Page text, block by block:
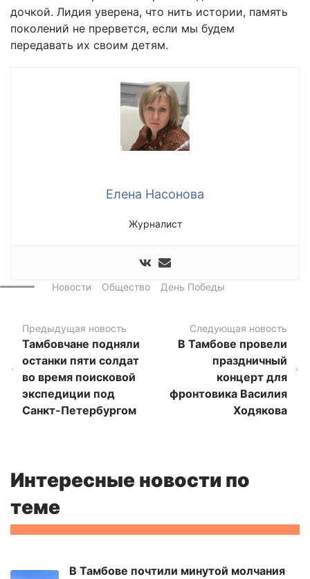
дочкой. Лидия уверена, что нить истории, память
поколений не прервется, если мы будем
передавать их своим детям.
Елена Насонова
Журналист
Новости Общество День Победы
Предыдущая новость
Тамбовчане подняли
останки пяти солдат
во время поисковой
экспедиции под
Санкт-Петербургом
Следующая новость
В Тамбове провели
праздничный
концерт для
фронтовика Василия
Ходякова
Интересные новости по
теме
В Тамбове почтили минутой молчания